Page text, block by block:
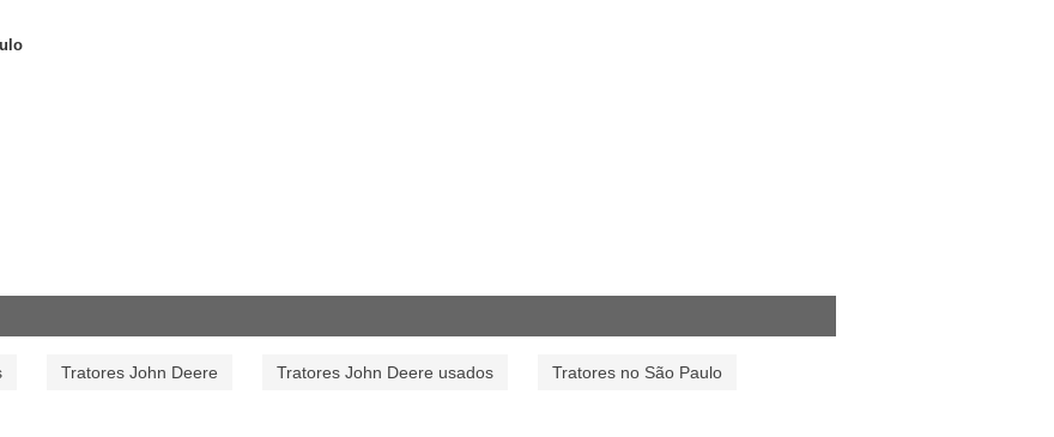
Tratores John Deere Tratores John Deere usados Tratores no São Paulo